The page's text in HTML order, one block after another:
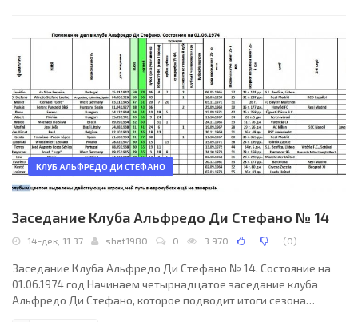
Запасаемся терпением, друзья, впереди много интересного!
КЛУБ АЛЬФРЕДО ДИ СТЕФАНО
Заседание Клуба Альфредо Ди Стефано № 14
14-дек, 11:37 shat1980 0 3 970 (0)
Заседание Клуба Альфредо Ди Стефано № 14. Состояние на
01.06.1974 год Начинаем четырнадцатое заседание клуба
Альфредо Ди Стефано, которое подводит итоги сезона